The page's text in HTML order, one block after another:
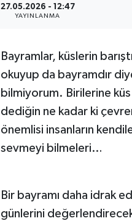
27.05.2026 - 12:47
YAYINLANMA
Bayramlar, küslerin
okuyup da bayramdır
bilmiyorum. Birilerine
dediğin ne kadar ki
önemlisi insanların
sevmeyi bilmeleri…
Bir bayramı daha idrak
günlerini